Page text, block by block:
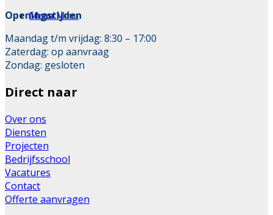
Menu Menu
Openingstijden
Maandag t/m vrijdag: 8:30 – 17:00
Zaterdag: op aanvraag
Zondag: gesloten
Direct naar
Over ons
Diensten
Projecten
Bedrijfsschool
Vacatures
Contact
Offerte aanvragen